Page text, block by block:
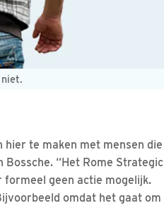
hier te maken met mensen die
“Het Rome Strategic
formeel geen actie mogelijk.
omdat het gaat om